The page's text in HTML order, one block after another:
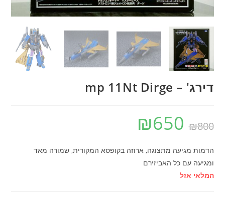
דירג' – mp 11Nt Dirge
₪800
₪650
הדמות מגיעה מתצוגה, ארוזה בקופסא המקורית, שמורה מאד
ומגיעה עם כל האביזירם
המלאי אזל